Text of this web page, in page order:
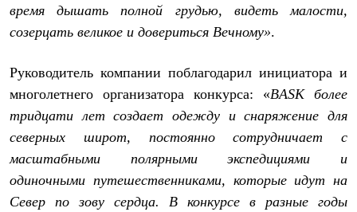
Среднее термобелье
Легкое термобелье
Флисовая одежда
Брюки
Детская одежда
Утепленная пухом
Комбинезоны
Брюки
Утепленная синтетикой
Комбинезоны
Куртки
Брюки
время дышать полной грудью, видеть малости,
созерцать великое и довериться Вечному».
Руководитель компании поблагодарил инициатора и
многолетнего организатора конкурса: «BASK более
тридцати лет создает одежду и снаряжение для
северных широт, постоянно сотрудничает с
масштабными полярными экспедициями и
одиночными путешественниками, которые идут на
Север по зову сердца. В конкурсе в разные годы